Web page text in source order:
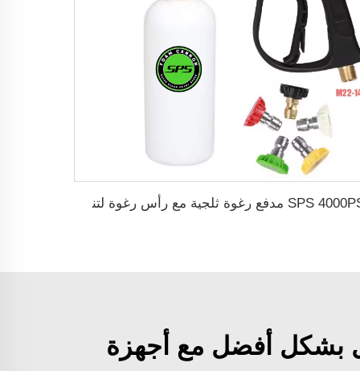
بشكل أفضل مع أجهزة